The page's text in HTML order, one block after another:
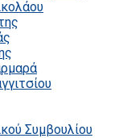
Συμβουλίου